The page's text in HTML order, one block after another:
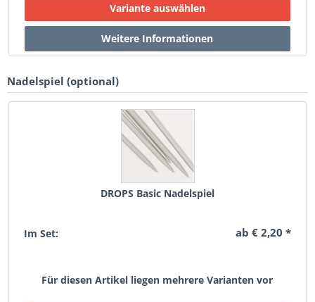
Nadelspiel (optional)
DROPS Basic Nadelspiel
Im Set: ab € 2,20 *
Für diesen Artikel liegen mehrere Varianten vor